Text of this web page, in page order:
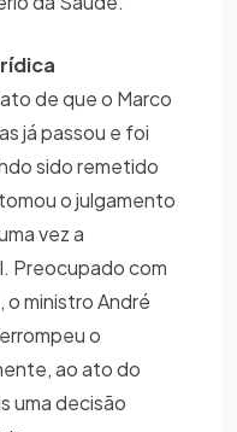
de que o Marco
já passou e foi
sido remetido
o julgamento
vez a
Preocupado com
ministro André
o
ao ato do
uma decisão